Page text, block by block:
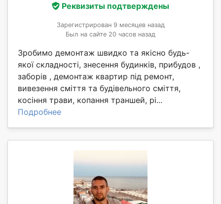
Реквизиты подтверждены
Зарегистрирован 9 месяцев назад
Был на сайте 20 часов назад
Зробимо демонтаж швидко та якісно будь-
якої складності, знесення будинків, прибудов ,
заборів , демонтаж квартир під ремонт,
вивезення сміття та будівельного сміття,
косіння трави, копання траншей, рі...
Подробнее